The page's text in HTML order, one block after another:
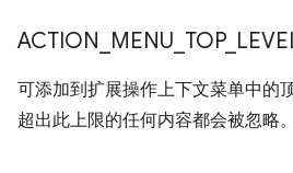
ACTION MENU TOP_
可添加到扩展操作上下文菜单中的
超出此上限的任何内容都会被忽略。